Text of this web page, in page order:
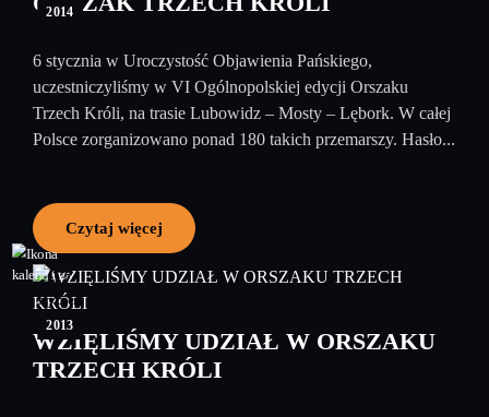
2014
6 stycznia w Uroczystość Objawienia Pańskiego,
uczestniczyliśmy w VI Ogólnopolskiej edycji Orszaku
Trzech Króli, na trasie Lubowidz – Mosty – Lębork. W całej
Polsce zorganizowano ponad 180 takich przemarszy. Hasło...
Czytaj więcej
07
styczeń
2013
WZIĘLIŚMY UDZIAŁ W ORSZAKU
TRZECH KRÓLI